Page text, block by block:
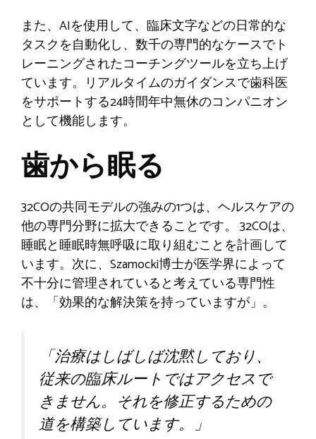
また、AIを使用して、臨床文字などの日常的な
タスクを自動化し、数千の専門的なケースでト
レーニングされたコーチングツールを立ち上げ
ています。リアルタイムのガイダンスで歯科医
をサポートする24時間年中無休のコンパニオン
として機能します。
歯から眠る
32COの共同モデルの強みの1つは、ヘルスケアの
他の専門分野に拡大できることです。 32COは、
睡眠と睡眠時無呼吸に取り組むことを計画して
います。次に、Szamocki博士が医学界によって
不十分に管理されていると考えている専門性
は、「効果的な解決策を持っていますが」。
「治療はしばしば沈黙しており、
従来の臨床ルートではアクセスで
きません。それを修正するための
道を構築しています。」